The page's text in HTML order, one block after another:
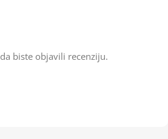
da biste objavili recenziju.